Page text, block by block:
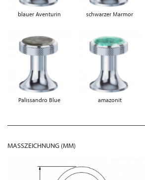
blauer Aventurin schwarzer Marmor
Palissandro Blue amazonit
MASSZEICHNUNG (MM)